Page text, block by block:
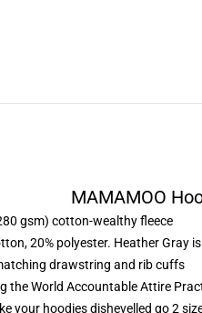
MAMAMOO
gsm) cotton-wealthy fleece
20% polyester. Heather Gray
drawstring and rib cuffs
the World Accountable Attire
your hoodies dishevelled go 2